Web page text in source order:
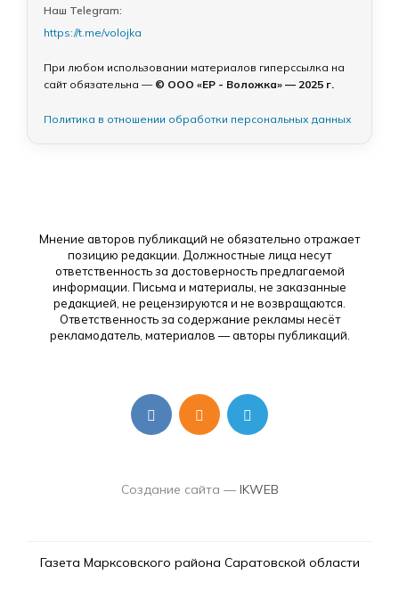
Наш Telegram:
https://t.me/volojka
При любом использовании материалов гиперссылка на
сайт обязательна — © ООО «ЕР - Воложка» — 2025 г.
Политика в отношении обработки персональных данных
Мнение авторов публикаций не обязательно отражает
позицию редакции. Должностные лица несут
ответственность за достоверность предлагаемой
информации. Письма и материалы, не заказанные
редакцией, не рецензируются и не возвращаются.
Ответственность за содержание рекламы несёт
рекламодатель, материалов — авторы публикаций.
Создание сайта — IKWEB
Газета Марксовского района Саратовской области